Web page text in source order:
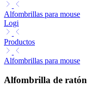
Alfombrillas para mouse
Logi
Productos
Alfombrillas para mouse
Alfombrilla de ratón